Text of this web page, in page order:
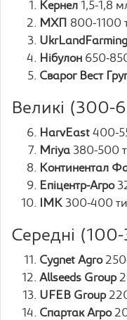
Кернел 1,5-1,8
МХП
800-1100
UkrLandFarming
Нібулон 650-
Сварог Вест
Великі (300-
HarvEast 400-
Mriya 380-500
Континентал
Епіцентр-Агро
ІМК 300-400
Середні
Cygnet Agro
Allseeds Group
UFEB Group
Спартак Агро